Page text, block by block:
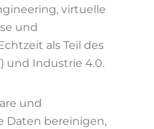
virtuelle
und
als Teil des
und Industrie 4.0.
und
Daten bereinigen,